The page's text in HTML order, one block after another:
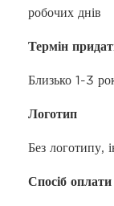
робочих днів
Термін
Близько 1-3
Логотип
Без
Спосіб оплати